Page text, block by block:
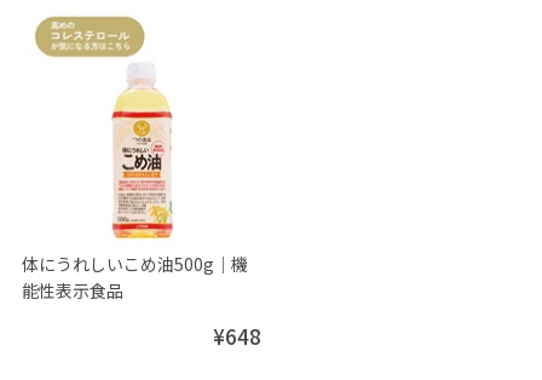
体にうれしいこめ油500g│機
能性表示食品
¥648